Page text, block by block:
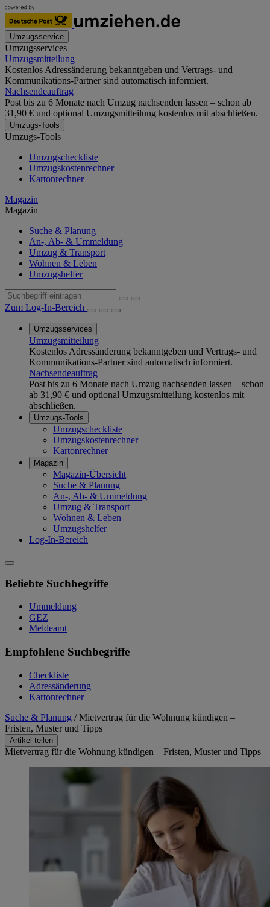
Umzugsservice
Umzugsservices
Umzugsmitteilung
Kostenlos Adressänderung bekanntgeben und Vertrags- und
Kommunikations-Partner sind automatisch informiert.
Nachsendeauftrag
Post bis zu 6 Monate nach Umzug nachsenden lassen – schon ab
31,90 € und optional Umzugsmitteilung kostenlos mit abschließen.
Umzugs-Tools
Umzugs-Tools
Umzugscheckliste
Umzugskostenrechner
Kartonrechner
Magazin
Magazin
Suche & Planung
An-, Ab- & Ummeldung
Umzug & Transport
Wohnen & Leben
Umzugshelfer
Zum Log-In-Bereich
Umzugsservices
Umzugsmitteilung
Kostenlos Adressänderung bekanntgeben und Vertrags- und
Kommunikations-Partner sind automatisch informiert.
Nachsendeauftrag
Post bis zu 6 Monate nach Umzug nachsenden lassen – schon
ab 31,90 € und optional Umzugsmitteilung kostenlos mit
abschließen.
Umzugs-Tools
Umzugscheckliste
Umzugskostenrechner
Kartonrechner
Magazin
Magazin-Übersicht
Suche & Planung
An-, Ab- & Ummeldung
Umzug & Transport
Wohnen & Leben
Umzugshelfer
Log-In-Bereich
Beliebte Suchbegriffe
Ummeldung
GEZ
Meldeamt
Empfohlene Suchbegriffe
Checkliste
Adressänderung
Kartonrechner
Suche & Planung / Mietvertrag für die Wohnung kündigen –
Fristen, Muster und Tipps
Artikel teilen
Mietvertrag für die Wohnung kündigen – Fristen, Muster und Tipps